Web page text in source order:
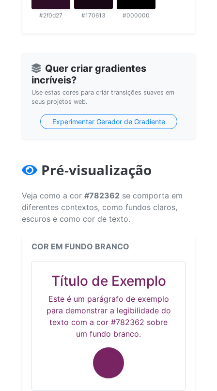
#2f0d27 #170613 #000000
Quer criar gradientes
incríveis?
Use estas cores para criar transições suaves em
seus projetos web.
Experimentar Gerador de Gradiente
Pré-visualização
Veja como a cor #782362 se comporta em
diferentes contextos, como fundos claros,
escuros e como cor de texto.
COR EM FUNDO BRANCO
Título de Exemplo
Este é um parágrafo de exemplo
para demonstrar a legibilidade do
texto com a cor #782362 sobre
um fundo branco.